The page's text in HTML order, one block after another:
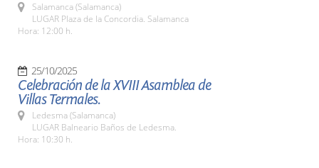
Salamanca (Salamanca)
LUGAR Plaza de la Concordia. Salamanca
Hora: 12:00 h.
25/10/2025
Celebración de la XVIII Asamblea de
Villas Termales.
Ledesma (Salamanca)
LUGAR Balneario Baños de Ledesma.
Hora: 10:30 h.